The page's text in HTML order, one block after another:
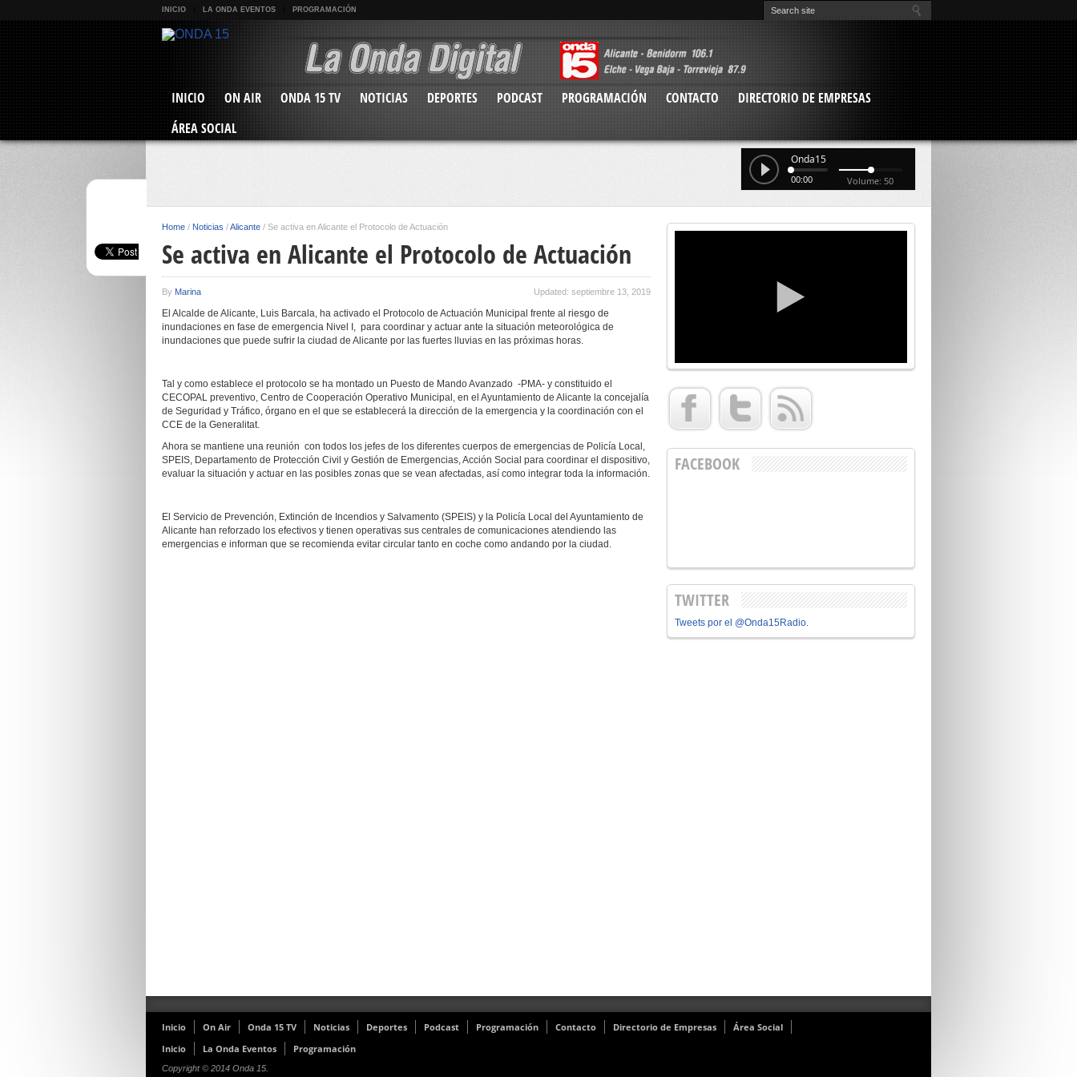
INICIO LA ONDA EVENTOS PROGRAMACIÓN
INICIO ON AIR ONDA 15 TV NOTICIAS DEPORTES PODCAST PROGRAMACIÓN CONTACTO
DIRECTORIO DE EMPRESAS
ÁREA SOCIAL
Onda15
00:00 Volume: 50
Home / Noticias /Alicante / Se activa en Alicante el Protocolo de Actuación
Se activa en Alicante el Protocolo de Actuación
By Marina Updated: septiembre 13, 2019
El Alcalde de Alicante, Luis Barcala, ha activado el Protocolo de Actuación Municipal frente al riesgo de
inundaciones en fase de emergencia Nivel I, para coordinar y actuar ante la situación meteorológica de
inundaciones que puede sufrir la ciudad de Alicante por las fuertes lluvias en las próximas horas.
Tal y como establece el protocolo se ha montado un Puesto de Mando Avanzado -PMA- y constituido el
CECOPAL preventivo, Centro de Cooperación Operativo Municipal, en el Ayuntamiento de Alicante la concejalía
de Seguridad y Tráfico, órgano en el que se establecerá la dirección de la emergencia y la coordinación con el
CCE de la Generalitat.
Ahora se mantiene una reunión con todos los jefes de los diferentes cuerpos de emergencias de Policía Local,
SPEIS, Departamento de Protección Civil y Gestión de Emergencias, Acción Social para coordinar el dispositivo,
evaluar la situación y actuar en las posibles zonas que se vean afectadas, así como integrar toda la información.
El Servicio de Prevención, Extinción de Incendios y Salvamento (SPEIS) y la Policía Local del Ayuntamiento de
Alicante han reforzado los efectivos y tienen operativas sus centrales de comunicaciones atendiendo las
emergencias e informan que se recomienda evitar circular tanto en coche como andando por la ciudad.
FACEBOOK
TWITTER
Tweets por el @Onda15Radio.
Inicio On Air Onda 15 TV Noticias Deportes Podcast Programación Contacto Directorio de Empresas
Área Social
Inicio
La Onda Eventos Programación
Copyright © 2014 Onda 15.